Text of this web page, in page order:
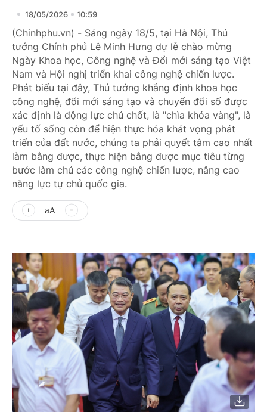
18/05/2026 10:59
(Chinhphu.vn) - Sáng ngày 18/5, tại Hà Nội, Thủ
tướng Chính phủ Lê Minh Hưng dự lễ chào mừng
Ngày Khoa học, Công nghệ và Đổi mới sáng tạo Việt
Nam và Hội nghị triển khai công nghệ chiến lược.
Phát biểu tại đây, Thủ tướng khẳng định khoa học
công nghệ, đổi mới sáng tạo và chuyển đổi số được
xác định là động lực chủ chốt, là "chìa khóa vàng", là
yếu tố sống còn để hiện thực hóa khát vọng phát
triển của đất nước, chúng ta phải quyết tâm cao nhất
làm bằng được, thực hiện bằng được mục tiêu từng
bước làm chủ các công nghệ chiến lược, nâng cao
năng lực tự chủ quốc gia.
aA